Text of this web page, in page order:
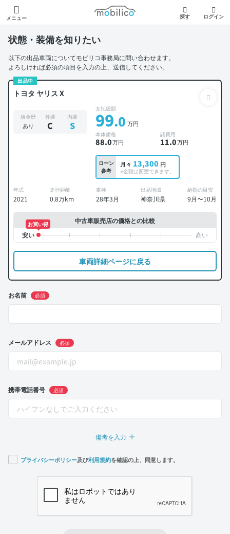
メニュー
モビリコ
探す ログイン
状態・装備を知りたい
以下の出品車両についてモビリコ事務局に問い合わせます。
よろしければ必須の項目を入力の上、送信してください。
出品中
トヨタ ヤリス X
板金歴
あり
外装
C
内装
S
支払総額
99.0 万円
本体価格
88.0万円
諸費用
11.0万円
ローン
参考
月々 13,300 円
※金額は変更できます。
年式
2021
走行距離
0.8万km
車検
28年3月
出品地域
神奈川県
納期の目安
9月〜10月
中古車販売店の価格との比較
お買い得
車両詳細ページに戻る
お名前 必須
メールアドレス 必須
携帯電話番号 必須
備考を入力
プライバシーポリシー及び利用規約を確認の上、同意します。